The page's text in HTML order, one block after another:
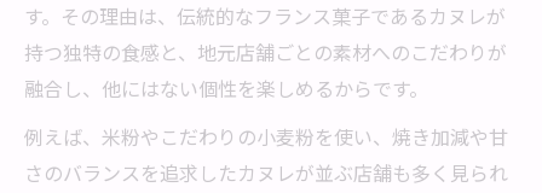
す。その理由は、伝統的なフランス菓子であるカヌレが
持つ独特の食感と、地元店舗ごとの素材へのこだわりが
融合し、他にはない個性を楽しめるからです。
例えば、米粉やこだわりの小麦粉を使い、焼き加減や甘
さのバランスを追求したカヌレが並ぶ店舗も多く見られ